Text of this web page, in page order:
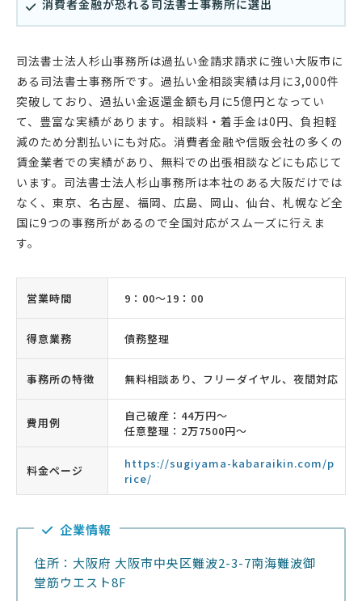
消費者金融が恐れる司法書士事務所に選出
司法書士法人杉山事務所は過払い金請求請求に強い大阪市に
ある司法書士事務所です。過払い金相談実績は月に3,000件
突破しており、過払い金返還金額も月に5億円となってい
て、豊富な実績があります。相談料・着手金は0円、負担軽
減のため分割払いにも対応。消費者金融や信販会社の多くの
賃金業者での実績があり、無料での出張相談などにも応じて
います。司法書士法人杉山事務所は本社のある大阪だけでは
なく、東京、名古屋、福岡、広島、岡山、仙台、札幌など全
国に9つの事務所があるので全国対応がスムーズに行えま
す。
営業時間 9：00〜19：00
得意業務 債務整理
事務所の特徴 無料相談あり、フリーダイヤル、夜間対応
費用例
自己破産：44万円〜
任意整理：2万7500円〜
料金ページ
https://sugiyama-kabaraikin.com/p
rice/
企業情報
住所：大阪府 大阪市中央区難波2-3-7南海難波御
堂筋ウエスト8F